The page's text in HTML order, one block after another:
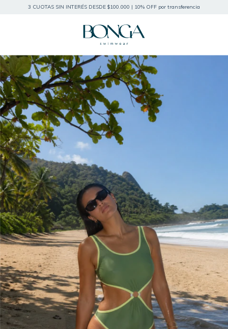
3 CUOTAS SIN INTERÉS DESDE $100.000 | 10% OFF por transferencia